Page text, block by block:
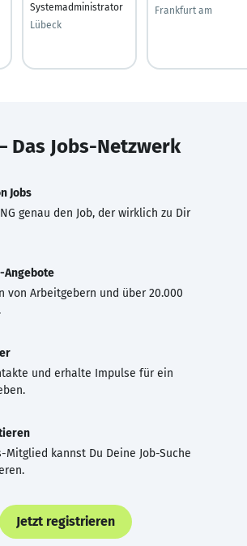
Systemadministrator
Lübeck
Frankfurt am
Das Jobs-Netzwerk
Jobs
genau den Job, der wirklich zu Dir
Angebote
von Arbeitgebern und über 20.000
und erhalte Impulse für ein
Mitglied kannst Du Deine Job-Suche
Jetzt registrieren